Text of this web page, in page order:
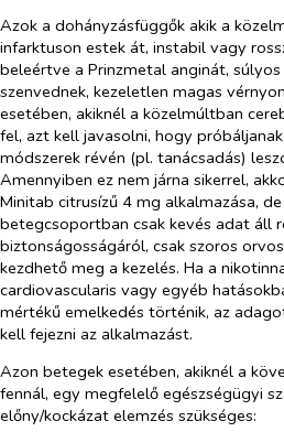
Azok a dohányzásfüggők akik a
infarktuson estek át, instabil vagy
beleértve a Prinzmetal anginát,
szenvednek, kezeletlen magas
esetében, akiknél a közelmúltban
fel, azt kell javasolni, hogy
módszerek révén (pl. tanácsadás)
Amennyiben ez nem járna sikerrel,
Minitab citrusízű 4 mg alkalmazása,
betegcsoportban csak kevés adat áll
biztonságosságáról, csak szoros
kezdhető meg a kezelés. Ha a
cardiovascularis vagy egyéb
mértékű emelkedés történik, az
kell fejezni az alkalmazást.
Azon betegek esetében, akiknél a
fennál, egy megfelelő egészségügyi
előny/kockázat elemzés szükséges: